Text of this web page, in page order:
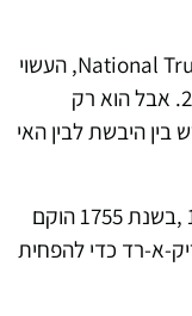
גשר החבלים הזה, המתוחזק על ידי ה-National Trust, העשוי
מכבלי אשוח וכבלי תיל, הוקם בשנת 2008. אבל הוא רק
היבשת לבין האי
הראשונים הוצבו על ידי דייגיםבמאה ה-18 ,בשנת 1755 הוקם
א-רד כדי להפחית